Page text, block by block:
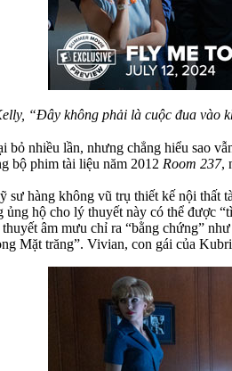
“Đây không phải là cuộc đua vào
nhiều lần, nhưng chẳng hiểu sao
bộ phim tài liệu năm 2012 Room 237,
sư hàng không vũ trụ thiết kế nội thất
hộ cho lý thuyết này có thể được
âm mưu chỉ ra “bằng chứng”
Mặt trăng”. Vivian, con gái của